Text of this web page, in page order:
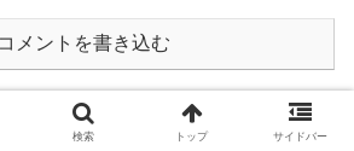
コメントを書き込む
検索 トップ サイドバー